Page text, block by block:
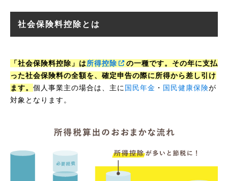
社会保険料控除とは
「社会保険料控除」は所得控除
の一種です。その年に支払
った社会保険料の全額を、確定申告の際に所得から差し引け
ます。 個人事業主の場合は、主に 国民年金 ・ 国民健康保険が
対象となります。